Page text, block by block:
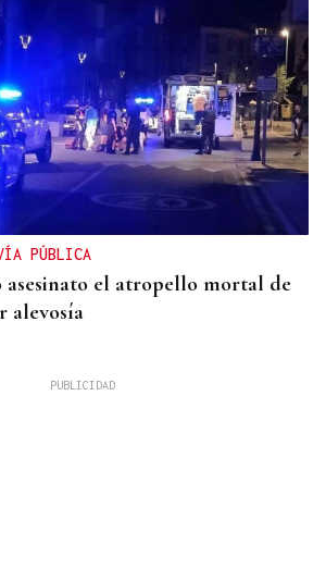
PÚBLICA
asesinato el atropello mortal de
alevosía